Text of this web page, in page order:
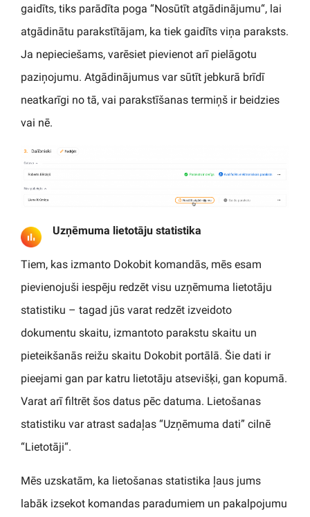
gaidīts, tiks parādīta poga “Nosūtīt atgādinājumu“, lai
atgādinātu parakstītājam, ka tiek gaidīts viņa paraksts.
Ja nepieciešams, varēsiet pievienot arī pielāgotu
paziņojumu. Atgādinājumus var sūtīt jebkurā brīdī
neatkarīgi no tā, vai parakstīšanas termiņš ir beidzies
vai nē.
Uzņēmuma lietotāju statistika
Tiem, kas izmanto Dokobit komandās, mēs esam
pievienojuši iespēju redzēt visu uzņēmuma lietotāju
statistiku – tagad jūs varat redzēt izveidoto
dokumentu skaitu, izmantoto parakstu skaitu un
pieteikšanās reižu skaitu Dokobit portālā. Šie dati ir
pieejami gan par katru lietotāju atsevišķi, gan kopumā.
Varat arī filtrēt šos datus pēc datuma. Lietošanas
statistiku var atrast sadaļas “Uzņēmuma dati” cilnē
“Lietotāji“.
Mēs uzskatām, ka lietošanas statistika ļaus jums
labāk izsekot komandas paradumiem un pakalpojumu